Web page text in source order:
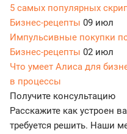
5 самых популярных
Бизнес-рецепты 09 июл
Импульсивные покупки
Бизнес-рецепты 02 июл
Что умеет Алиса для
в процессы
Получите консультацию
Расскажите как устроен
требуется решить. Наши